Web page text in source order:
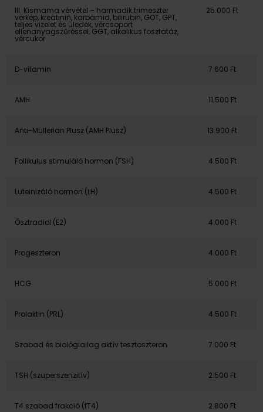
III. Kismama vérvétel – harmadik trimeszter
vérkép, kreatinin, karbamid, bilirubin, GOT, GPT,
teljes vizelet és üledék, vércsoport
ellenanyagszűréssel, GGT, alkalikus foszfatáz,
vércukor
25.000 Ft
D-vitamin 7.600 Ft
AMH 11.500 Ft
Anti-Müllerian Plusz (AMH Plusz) 13.900 Ft
Follikulus stimuláló hormon (FSH) 4.500 Ft
Luteinizáló hormon (LH) 4.500 Ft
Ösztradiol (E2) 4.000 Ft
Progeszteron 4.000 Ft
HCG 5.000 Ft
Prolaktin (PRL) 4.500 Ft
Szabad és biológiailag aktív tesztoszteron 7.000 Ft
TSH (szuperszenzitív) 2.500 Ft
T4 szabad frakció (fT4) 2.800 Ft